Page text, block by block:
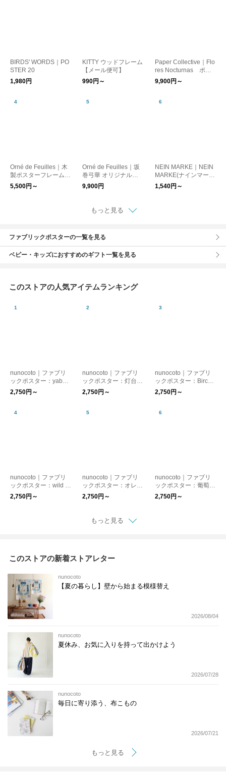
BIRDS' WORDS｜PO
STER 20
1,980円
KITTY ウッドフレーム
【メール便可】
990円～
Paper Collective｜Flo
res Nocturnas ポス
ター 30×40/50×70
【お取り寄せ】
9,900円～
Orné de Feuilles｜木
製ポスターフレーム／
ナチュラル
5,500円～
Orné de Feuilles｜坂
巻弓華 オリジナルポ
スター／みんなねむる
じかん、おもちゃをし
すよ。（50cm×70c
m）
9,900円
NEIN MARKE｜NEIN
MARKE(ナインマー
ケ) スワーウッドフレ
ーム L判サイズ/ポスト
1,540円～
もっと見る
ファブリックポスターの一覧を見る
ベビー・キッズにおすすめのギフト一覧を見る
このストアの人気アイテムランキング
nunocoto｜ファブリ
ックポスター：yabai
（井上陽子）
2,750円～
nunocoto｜ファブリ
ックポスター：灯台
（カシワイ）
2,750円～
nunocoto｜ファブリ
ックポスター：Birch
Silence（ムラタトモ
コ）
2,750円～
nunocoto｜ファブリ
ックポスター：wild ro
se and plum（kayo a
oyama）
2,750円～
nunocoto｜ファブリ
ックポスター：オレン
ジ色のソファのある部
屋（タムロアヤノ）
2,750円～
nunocoto｜ファブリ
ックポスター：葡萄と
林檎（しんよんひ）
2,750円～
もっと見る
このストアの新着ストアレター
nunocoto
【夏の暮らし】壁から始まる模様替え
2026/08/04
nunocoto
夏休み、お気に入りを持って出かけよう
2026/07/28
nunocoto
毎日に寄り添う、布こもの
2026/07/21
もっと見る